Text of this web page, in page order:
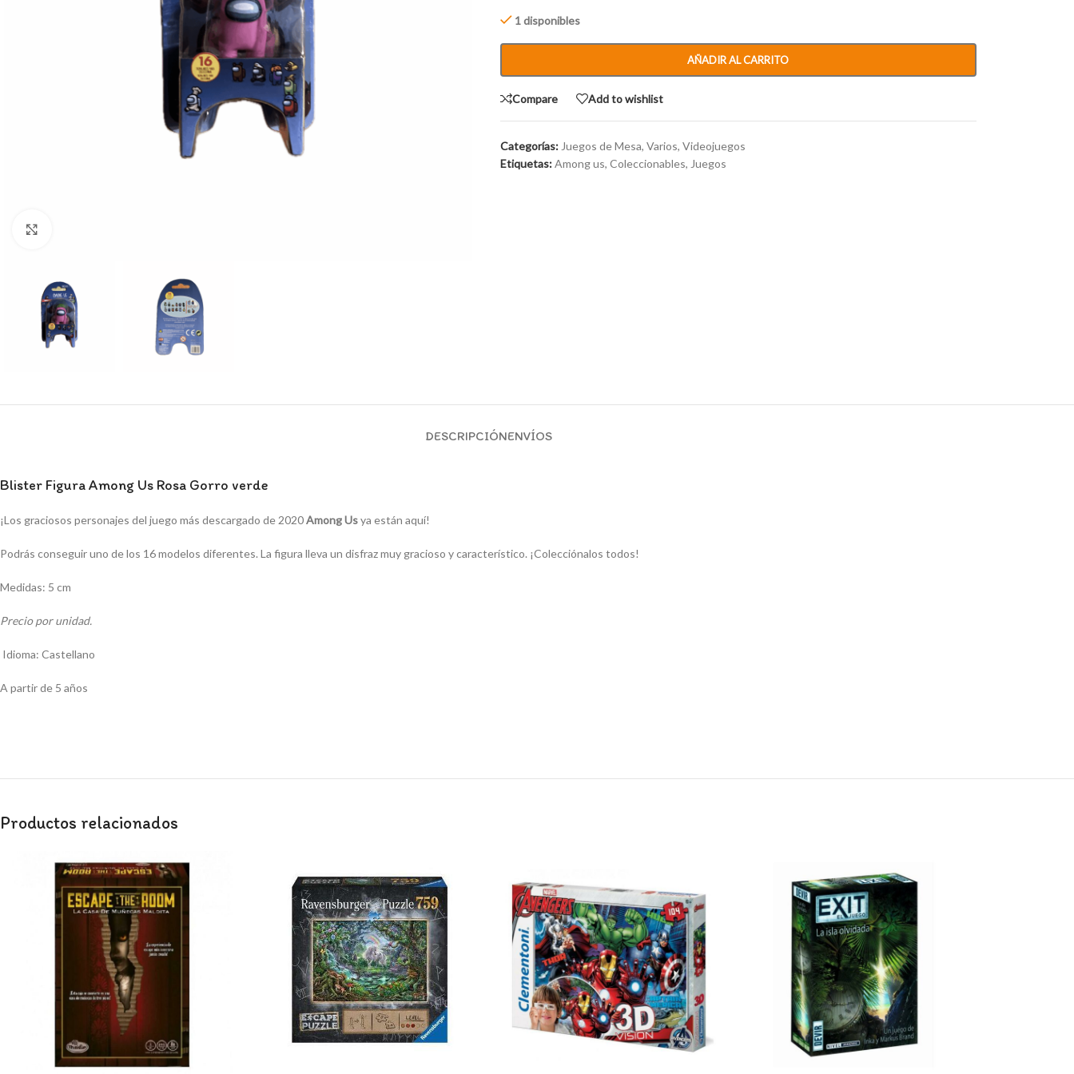
1 disponibles
AÑADIR AL CARRITO
Compare Add to wishlist
Categorías: Juegos de Mesa, Varios, Videojuegos
Etiquetas:Among us, Coleccionables, Juegos
DESCRIPCIÓNENVÍOS
Blister Figura Among Us Rosa Gorro verde
¡Los graciosos personajes del juego más descargado de 2020Among Usya están aquí!
Podrás conseguir uno de los 16 modelos diferentes. La figura lleva un disfraz muy gracioso y característico. ¡Colecciónalos todos!
Medidas: 5 cm
Precio por unidad.
Idioma: Castellano
A partir de 5 años
Productos relacionados